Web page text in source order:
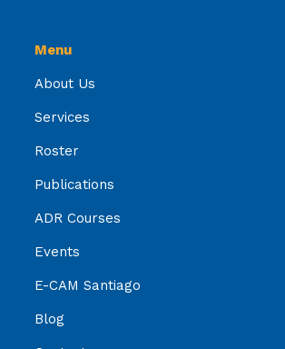
Menu
About Us
Services
Roster
Publications
ADR Courses
Events
E-CAM Santiago
Blog